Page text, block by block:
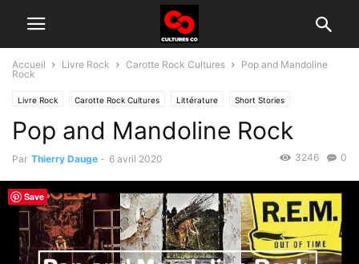
Accueil Livre Rock Carotte Rock Cultures
Pop and Mandoline
Rock
Livre Rock Carotte Rock Cultures Littérature Short Stories
Pop and Mandoline Rock
Par Thierry Dauge - 6 avril 2020 0
3246
Save